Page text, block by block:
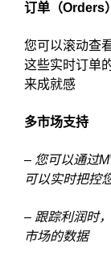
订单（Orders）
您可以滚动查
这些实时订单
来成就感
多市场支持
– 您可以通过
可以实时把控
– 跟踪利润时
市场的数据